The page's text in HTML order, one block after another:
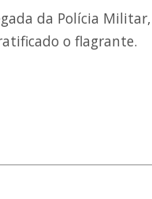
da Polícia
o flagrante.